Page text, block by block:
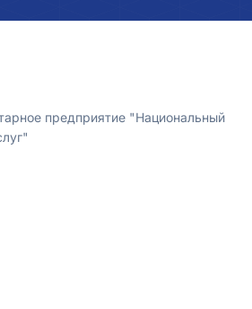
предприятие "Национальный